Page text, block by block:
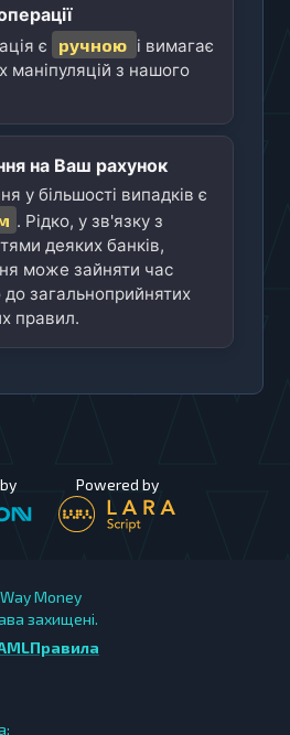
є
ручною і вимагає
маніпуляцій з нашого
на Ваш рахунок
у більшості випадків є
. Рідко, у зв'язку з
деяких банків,
може зайняти час
до загальноприйнятих
правил.
Powered by
Money
захищені.
Правила